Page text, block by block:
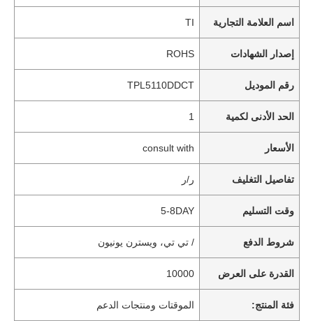
اسم العلامة التجارية TI
إصدار الشهادات ROHS
رقم الموديل TPL5110DDCT
الحد الأدنى لكمية 1
الأسعار consult with
تفاصيل التغليف ر/ر
وقت التسليم 5-8DAY
شروط الدفع / تي تي، ويسترن يونيون
القدرة على العرض 10000
فئة المنتج: الموقتات ومنتجات الدعم